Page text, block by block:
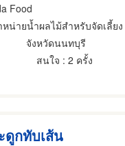
Food
หน่ายน้ำผลไม้สำหรับจัดเลี้ยง
จังหวัดนนทบุรี
สนใจ : 2 ครั้ง
ดูกทับเส้น